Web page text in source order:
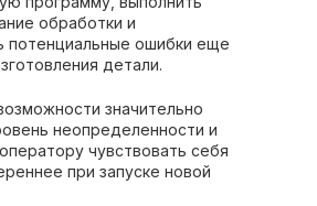
обработки и
потенциальные ошибки еще
детали.
значительно
неопределенности и
чувствовать себя
при запуске новой